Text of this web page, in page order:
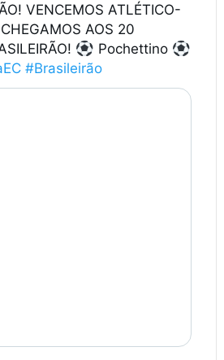
VENCEMOS ATLÉTICO-
AOS 20
Pochettino
#Brasileirão